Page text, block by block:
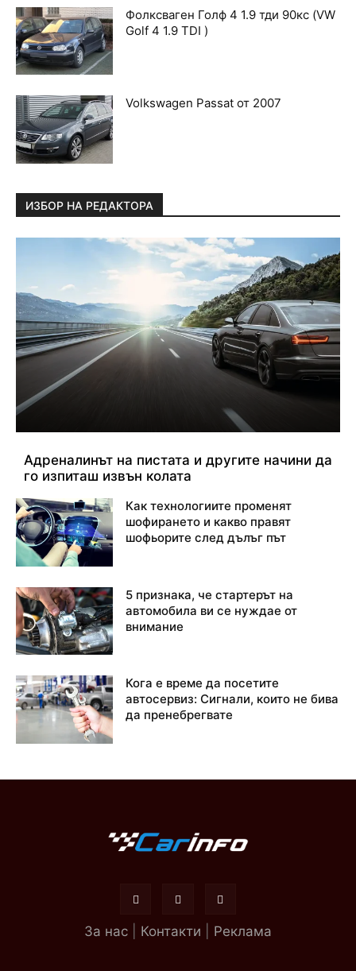
Фолксваген Голф 4 1.9 тди 90кс (VW
Golf 4 1.9 TDI )
Volkswagen Passat от 2007
ИЗБОР НА РЕДАКТОРА
Адреналинът на пистата и другите начини да
го изпиташ извън колата
Как технологиите променят
шофирането и какво правят
шофьорите след дълъг път
5 признака, че стартерът на
автомобила ви се нуждае от
внимание
Кога е време да посетите
автосервиз: Сигнали, които не бива
да пренебрегвате
За нас Контакти Реклама